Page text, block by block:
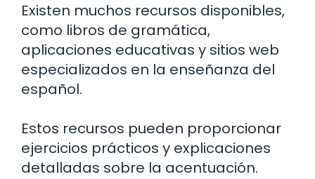
Existen muchos recursos disponibles,
como libros de gramática,
aplicaciones educativas y sitios web
especializados en la enseñanza del
español.
Estos recursos pueden proporcionar
ejercicios prácticos y explicaciones
detalladas sobre la acentuación.